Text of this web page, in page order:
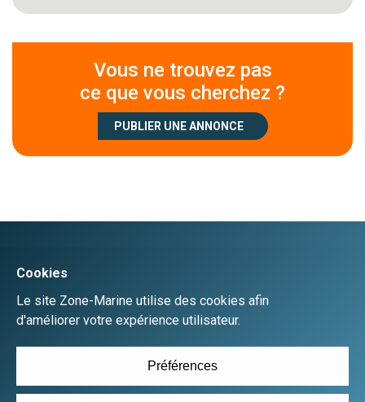
Vous ne trouvez pas
ce que vous cherchez ?
PUBLIER UNE ANNONCE
Créer un compte
Se connecter
Déposer une annonce gratuitement